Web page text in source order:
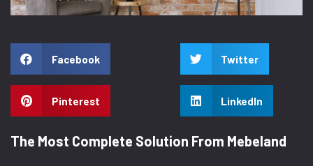
Facebook Twitter
Pinterest LinkedIn
The Most Complete Solution From Mebeland